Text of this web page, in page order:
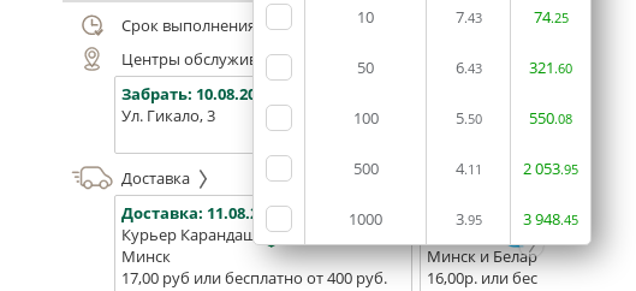
10 7.43 74.25
50 6.43 321.60
100 5.50 550.08
500 4.11 2053.95
1000 3.95 3948.45
Срок выполнения заказа (до 200 руб.):
48 часов
Центры обслуживания, самовывоз
Забрать: 10.08.2026
Ул. Гикало, 3
Ул. Б. Хмельницкого, 7
Доставка
Доставка: 11.08.2026
Курьер Карандаш
Минск
17,00 руб или бесплатно от 400 руб.
Доставка:
13.08.2026 -
Минск и Беларусь
16,00р. или бесплатно от